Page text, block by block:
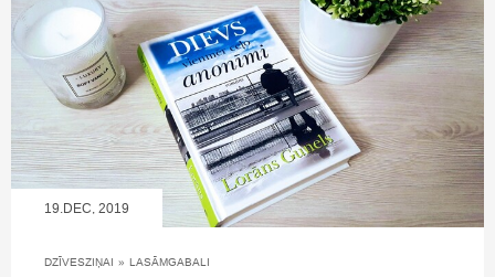
19.DEC, 2019
DZĪVESZIŅAI » LASĀMGABALI